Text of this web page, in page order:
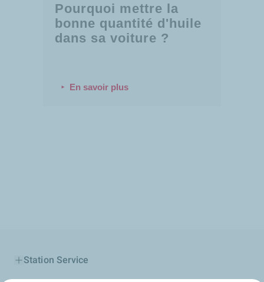
Pourquoi mettre la
bonne quantité d'huile
dans sa voiture ?
En savoir plus
Station Service